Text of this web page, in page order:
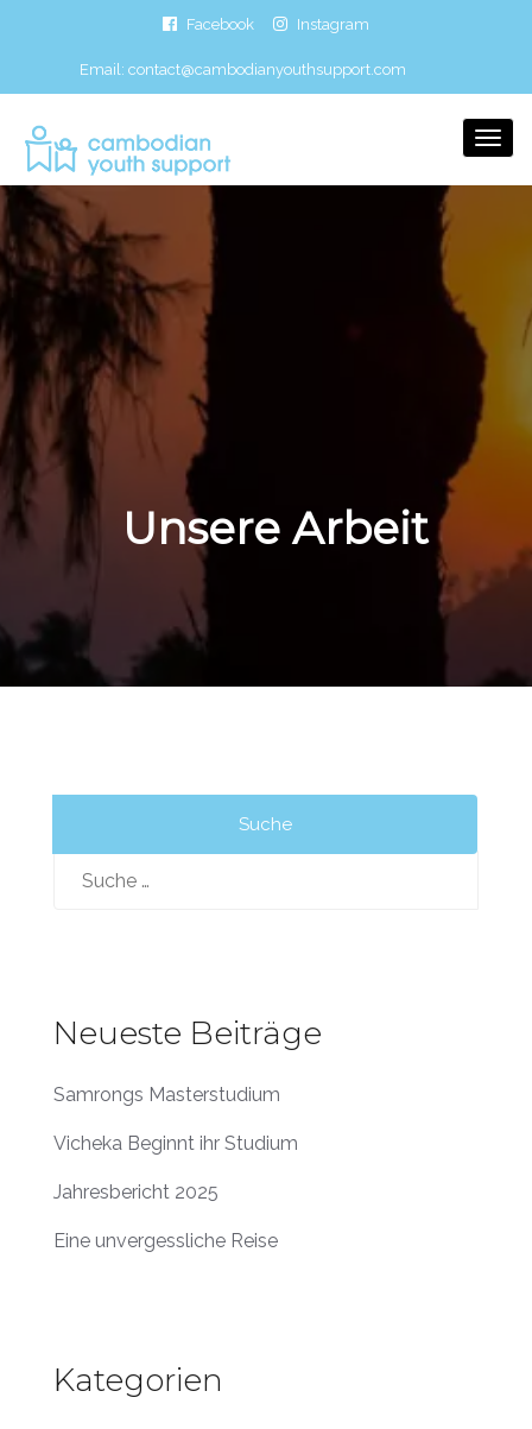
Facebook Instagram
Email: contact@cambodianyouthsupport.com
Unsere Arbeit
nach:
Neueste Beiträge
Samrongs Masterstudium
Vicheka Beginnt ihr Studium
Jahresbericht 2025
Eine unvergessliche Reise
Kategorien